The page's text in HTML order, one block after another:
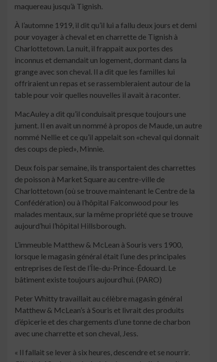
maquereau jusqu’à Tignish.
À l’automne 1919, il dit qu’il lui a fallu deux jours et demi
pour voyager à cheval et en charrette de Tignish à
Charlottetown. La nuit, il frappait aux portes des
inconnus et demandait un logement, dormant dans la
grange avec son cheval. Il a dit que les familles lui
offriraient un repas et se rassembleraient autour de la
table pour voir quelles nouvelles il avait à raconter.
MacAuley a dit qu’il conduisait presque toujours une
jument. Il en avait un nommé à propos de Maude, un autre
nommé Nellie et ce qu’il appelait son «cheval qui donnait
des coups de pied», Minnie.
Deux fois par semaine, ils transportaient des charrettes
de poisson à Market Square au centre-ville de
Charlottetown (où se trouve maintenant le Centre de la
Confédération) ou à l’hôpital Falconwood pour les
malades mentaux, sur la même propriété que se trouve
aujourd’hui l’hôpital Hillsborough.
L’immeuble Matthew & McLean à Souris vers 1900,
lorsque le magasin général était l’une des principales
entreprises de l’est de l’Île-du-Prince-Édouard. Le
bâtiment existe toujours aujourd’hui. (PARO)
Peter Whitty travaillait au célèbre magasin général
Matthew & McLean’s à Souris et livrait des produits
d’épicerie et des chargements d’une tonne de charbon
avec une charrette et son cheval, Jess.
« Il fallait se lever à six heures, descendre et se nourrir.